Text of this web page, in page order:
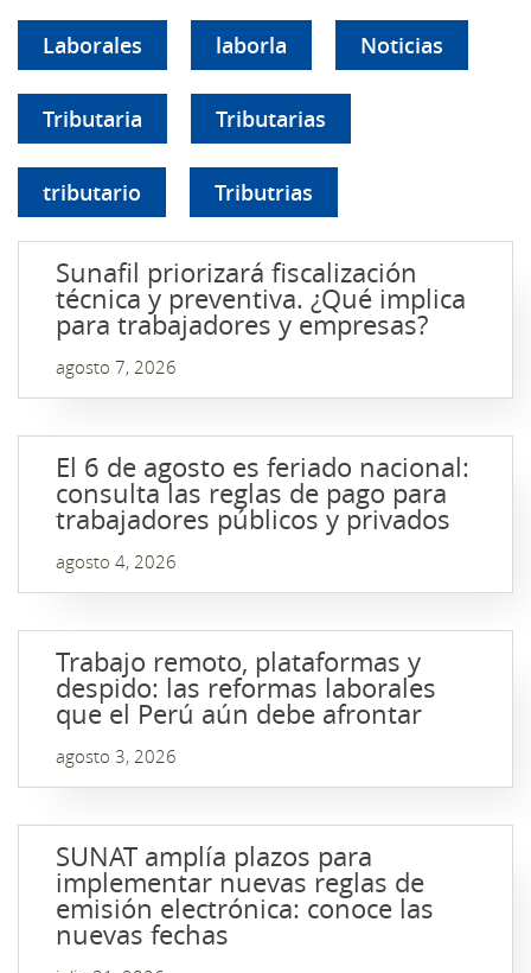
Laborales laborla Noticias
Tributaria Tributarias
tributario Tributrias
Sunafil priorizará fiscalización
técnica y preventiva. ¿Qué implica
para trabajadores y empresas?
agosto 7, 2026
El 6 de agosto es feriado nacional:
consulta las reglas de pago para
trabajadores públicos y privados
agosto 4, 2026
Trabajo remoto, plataformas y
despido: las reformas laborales
que el Perú aún debe afrontar
agosto 3, 2026
SUNAT amplía plazos para
implementar nuevas reglas de
emisión electrónica: conoce las
nuevas fechas